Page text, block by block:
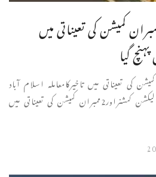
الیکشن کمشنر،2ممبران کمیشن کی تعیناتی میں
گیا
کمیشن کی تعیناتی میں تاخیرکامعاملہ اسلام آباد
ہائیکورٹ میں پہنچ گیا۔ چیف الیکشن کمشنراور2ممبران کمیشن کی تعیناتی میں